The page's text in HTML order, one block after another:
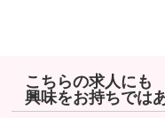
個人情報の取扱いについて
こちらの求人にも
興味をお持ちでは